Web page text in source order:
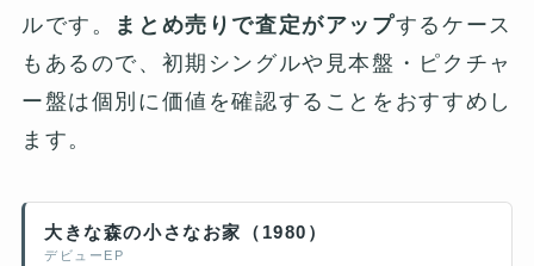
ルです。
まとめ売りで査定がアップするケース
もあるので、初期シングルや見本盤・ピクチャ
ー盤は個別に価値を確認することをおすすめし
ます。
大きな森の小さなお家（1980）
デビューEP